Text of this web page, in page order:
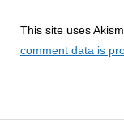
This site uses
comment data is